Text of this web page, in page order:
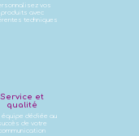
vos
produits avec
techniques
Service et
qualité
équipe dédiée au
de votre